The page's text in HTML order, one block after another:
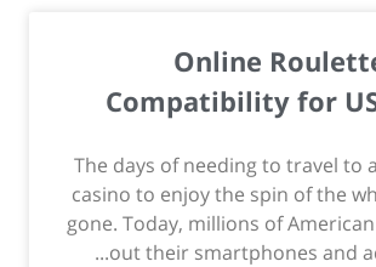
Online
Compatibility for
The days of needing to travel to
casino to enjoy the spin of the
gone. Today, millions of
out their smartphones and